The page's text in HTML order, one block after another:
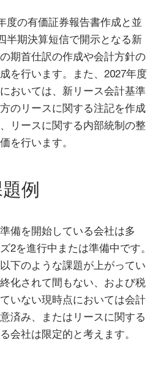
度の有価証券報告書作成と並
半期決算短信で開示となる新
期首仕訳の作成や会計方針の
を行います。また、2027年度
おいては、新リース会計基準
のリースに関する注記を作成
リースに関する内部統制の整
を行います。
例
備を開始している会社は多
2を進行中または準備中です。
下のような課題が上がってい
化されて間もない、および税
いない現時点においては会計
済み、またはリースに関する
会社は限定的と考えます。